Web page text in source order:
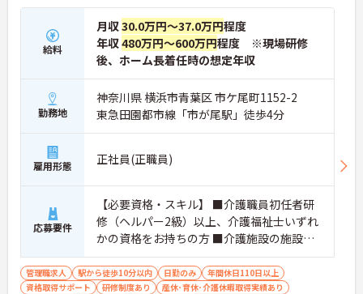
給料
月収30.0万円～37.0万円程度
年収480万円～600万円程度 ※現場研修
後、ホーム長着任時の想定年収
勤務地
神奈川県 横浜市青葉区 市ケ尾町1152-2
東急田園都市線「市が尾駅」徒歩4分
雇用形態 正社員(正職員)
応募要件
【必要資格・スキル】 ■介護職員初任者研
修（ヘルパー2級）以上、介護福祉士いずれ
かの資格をお持ちの方 ■介護施設の施設長
経験2年以上 ■介護職の現場経験1年以上
管理職求人 駅から徒歩10分以内 日勤のみ
年間休日110日以上
資格取得サポート
研修制度あり
産休･育休･介護休暇取得実績あり